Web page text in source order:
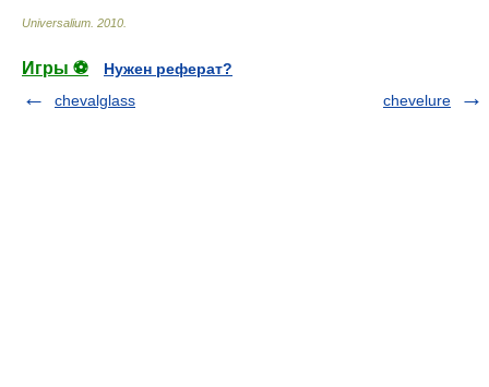
Universalium 2010
Игры ⚽
Нужен реферат?
chevalglass
chevelure